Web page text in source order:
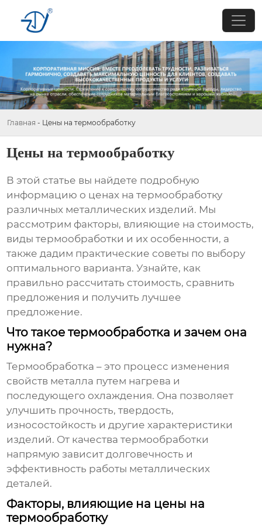
Главная - Цены на термообработку
Цены на термообработку
В этой статье вы найдете подробную
информацию о ценах на термообработку
различных металлических изделий. Мы
рассмотрим факторы, влияющие на стоимость,
виды термообработки и их особенности, а
также дадим практические советы по выбору
оптимального варианта. Узнайте, как
правильно рассчитать стоимость, сравнить
предложения и получить лучшее
предложение.
Что такое термообработка и зачем она
нужна?
Термообработка – это процесс изменения
свойств металла путем нагрева и
последующего охлаждения. Она позволяет
улучшить прочность, твердость,
износостойкость и другие характеристики
изделий. От качества термообработки
напрямую зависит долговечность и
эффективность работы металлических
деталей.
Факторы, влияющие на цены на
термообработку